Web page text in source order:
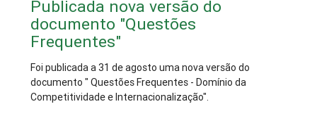
Publicada nova versão do
documento "Questões
Frequentes"
Foi publicada a 31 de agosto uma nova versão do
documento " Questões Frequentes - Domínio da
Competitividade e Internacionalização".